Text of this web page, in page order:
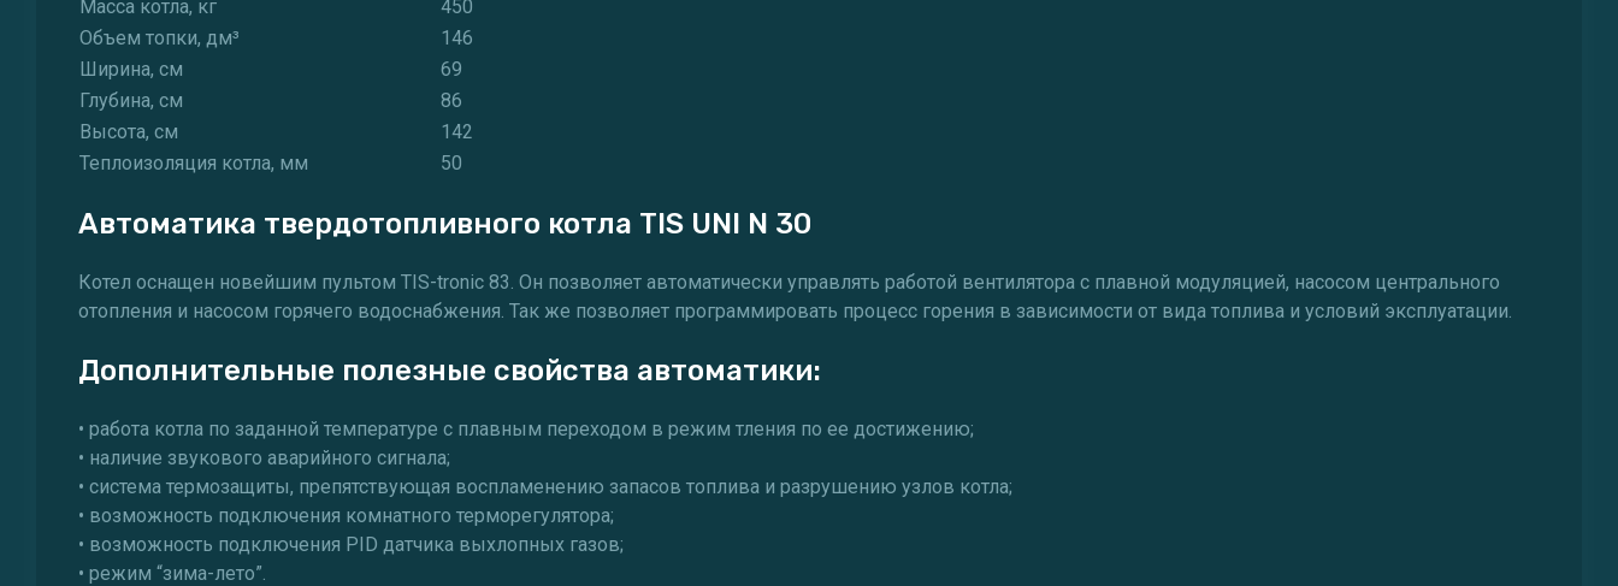
Масса котла, кг
450
Объем топки, дм³
146
Ширина, см
69
Глубина, см
86
Высота, см
142
Теплоизоляция котла, мм
50
Автоматика твердотопливного котла TIS UNI N 30
Котел оснащен новейшим пультом TIS-tronic 83. Он позволяет автоматически управлять работой вентилятора с плавной модуляцией, насосом центрального
отопления и насосом горячего водоснабжения. Так же позволяет программировать процесс горения в зависимости от вида топлива и условий эксплуатации.
Дополнительные полезные свойства автоматики:
• работа котла по заданной температуре с плавным переходом в режим тления по ее достижению;
• наличие звукового аварийного сигнала;
• система термозащиты, препятствующая воспламенению запасов топлива и разрушению узлов котла;
• возможность подключения комнатного терморегулятора;
• возможность подключения PID датчика выхлопных газов;
• режим “зима-лето”.